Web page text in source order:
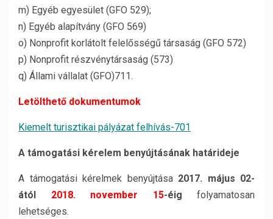
m) Egyéb egyesület (GFO 529);
n) Egyéb alapítvány (GFO 569)
o) Nonprofit korlátolt felelősségű társaság (GFO 572)
p) Nonprofit részvénytársaság (573)
q) Állami vállalat (GFO)711.
Letölthető dokumentumok
Kiemelt turisztikai pályázat felhívás-701
A támogatási kérelem benyújtásának határideje
A támogatási kérelmek benyújtása 2017. május 02-
ától 2018. november 15-éig folyamatosan
lehetséges.